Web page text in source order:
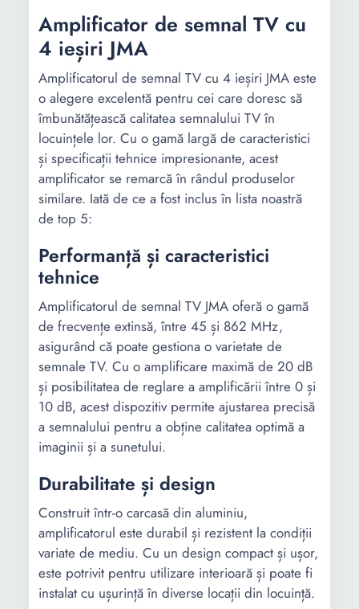
Amplificator de semnal TV cu
4 ieșiri JMA
Amplificatorul de semnal TV cu 4 ieșiri JMA este
o alegere excelentă pentru cei care doresc să
îmbunătățească calitatea semnalului TV în
locuințele lor. Cu o gamă largă de caracteristici
și specificații tehnice impresionante, acest
amplificator se remarcă în rândul produselor
similare. Iată de ce a fost inclus în lista noastră
de top 5:
Performanță și caracteristici
tehnice
Amplificatorul de semnal TV JMA oferă o gamă
de frecvențe extinsă, între 45 și 862 MHz,
asigurând că poate gestiona o varietate de
semnale TV. Cu o amplificare maximă de 20 dB
și posibilitatea de reglare a amplificării între 0 și
10 dB, acest dispozitiv permite ajustarea precisă
a semnalului pentru a obține calitatea optimă a
imaginii și a sunetului.
Durabilitate și design
Construit într-o carcasă din aluminiu,
amplificatorul este durabil și rezistent la condiții
variate de mediu. Cu un design compact și ușor,
este potrivit pentru utilizare interioară și poate fi
instalat cu ușurință în diverse locații din locuință.